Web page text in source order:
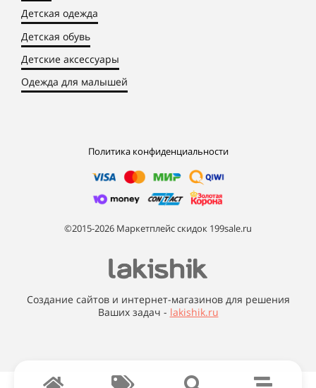
Детская одежда
Детская обувь
Детские аксессуары
Одежда для малышей
Политика конфиденциальности
©2015-2026 Маркетплейс скидок 199sale.ru
Создание сайтов и интернет-магазинов для решения
Ваших задач - lakishik.ru